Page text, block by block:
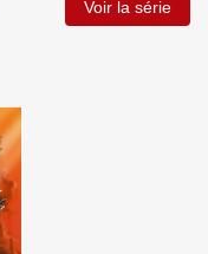
Voir la série